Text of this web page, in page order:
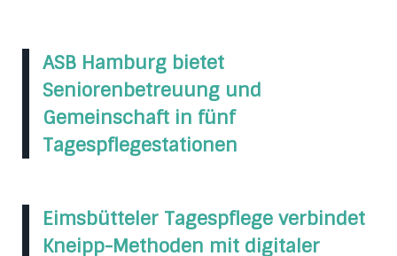
ASB Hamburg bietet
Seniorenbetreuung und
Gemeinschaft in fünf
Tagespflegestationen
Eimsbütteler Tagespflege verbindet
Kneipp-Methoden mit digitaler